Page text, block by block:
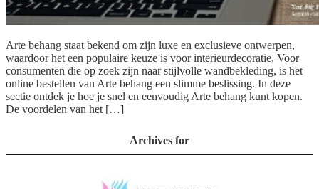
Arte behang staat bekend om zijn luxe en exclusieve ontwerpen,
waardoor het een populaire keuze is voor interieurdecoratie. Voor
consumenten die op zoek zijn naar stijlvolle wandbekleding, is het
online bestellen van Arte behang een slimme beslissing. In deze
sectie ontdek je hoe je snel en eenvoudig Arte behang kunt kopen.
De voordelen van het […]
Archives for